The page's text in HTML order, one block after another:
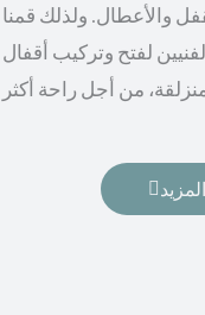
والأعطال. ولذلك قمنا
لفتح وتركيب أقفال
المزيد